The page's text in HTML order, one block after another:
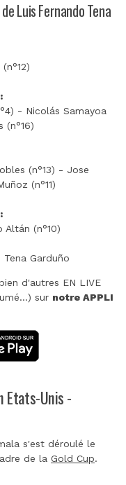
Luis Fernando Tena
- Nicolás Samayoa
(n°16)
(n°13) - Jose
(n°11)
Altán (n°10)
Garduño
d'autres EN LIVE
sur notre APPLI
Etats-Unis -
s'est déroulé le
de la Gold Cup.